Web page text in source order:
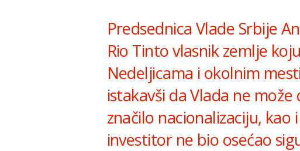
Predsednica Vlade Srbije
Rio Tinto vlasnik zemlje
Nedeljicama i okolnim
istakavši da Vlada ne
značilo nacionalizaciju,
investitor ne bio osećao